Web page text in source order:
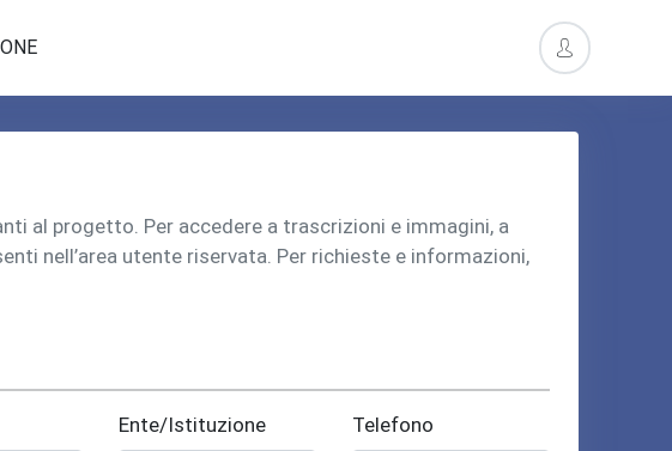
al progetto. Per accedere a trascrizioni e immagini, a
nell’area utente riservata. Per richieste e informazioni,
Ente/Istituzione Telefono